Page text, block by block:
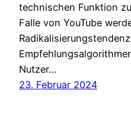
technischen Funktion
Falle von YouTube
Nutzer…
23. Februar 2024